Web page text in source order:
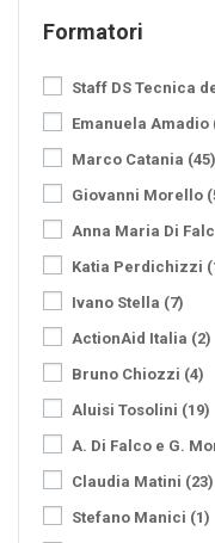
Formatori
Staff DS Tecnica
Emanuela Amadio
Marco Catania (45)
Giovanni Morello
Anna Maria Di
Katia Perdichizzi
Ivano Stella (7)
ActionAid Italia (2)
Bruno Chiozzi (4)
Aluisi Tosolini (19)
A. Di Falco e G.
Claudia Matini (23)
Stefano Manici (1)